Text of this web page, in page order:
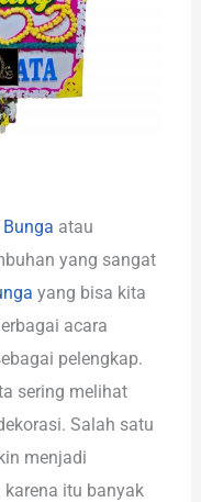
Bunga atau
yang sangat
yang bisa kita
acara
pelengkap.
sering melihat
Salah satu
menjadi
karena itu banyak